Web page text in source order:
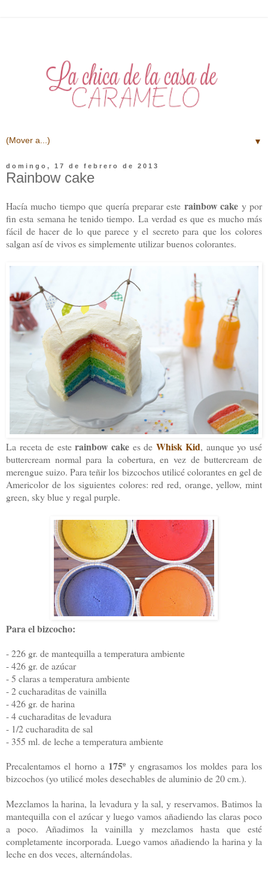
▼
domingo, 17 de febrero de 2013
Rainbow cake
Hacía mucho tiempo que quería preparar este rainbow cake y por
fin esta semana he tenido tiempo. La verdad es que es mucho más
fácil de hacer de lo que parece y el secreto para que los colores
salgan así de vivos es simplemente utilizar buenos colorantes.
La receta de esterainbow cakees de Whisk Kid, aunque yo usé
buttercream normal para la cobertura, en vez de buttercream de
merengue suizo. Para teñir los bizcochos utilicé colorantes en gel de
Americolor de los siguientes colores: red red, orange, yellow, mint
green, sky blue y regal purple.
Para el bizcocho:
- 226 gr. de mantequilla a temperatura ambiente
- 426 gr. de azúcar
- 5 claras a temperatura ambiente
- 2 cucharaditas de vainilla
- 426 gr. de harina
- 4 cucharaditas de levadura
- 1/2 cucharadita de sal
- 355 ml. de leche a temperatura ambiente
Precalentamos el horno a 175º y engrasamos los moldes para los
bizcochos (yo utilicé moles desechables de aluminio de 20 cm.).
Mezclamos la harina, la levadura y la sal, y reservamos. Batimos la
mantequilla con el azúcar y luego vamos añadiendo las claras poco
a poco. Añadimos la vainilla y mezclamos hasta que esté
completamente incorporada. Luego vamos añadiendo la harina y la
leche en dos veces, alternándolas.